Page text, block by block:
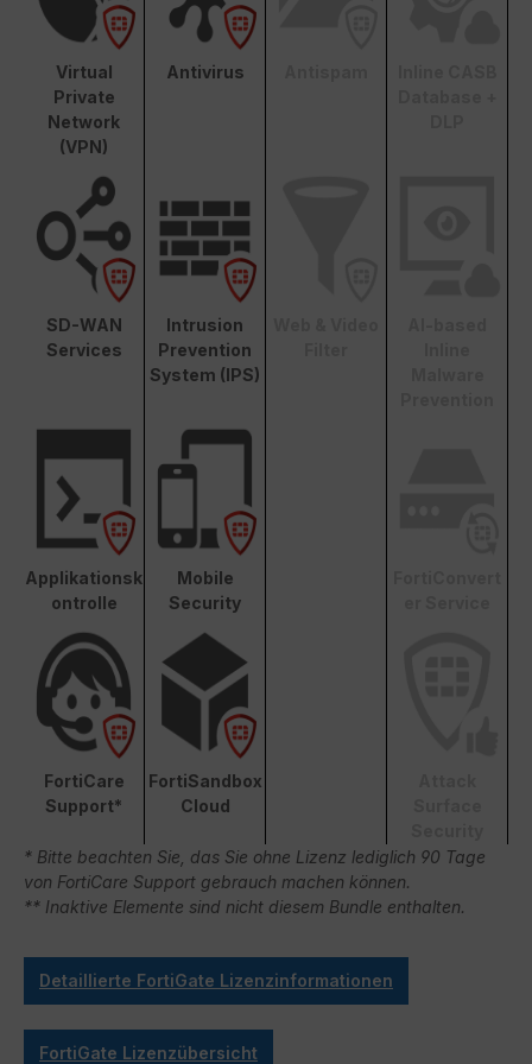
Virtual
Private
Network
(VPN)
Antivirus
SD-WAN
Services
Intrusion
Prevention
System (IPS)
Applikationsk
ontrolle
Mobile
Security
FortiCare
Support*
FortiSandbox
Cloud
* Bitte beachten Sie, das Sie ohne Lizenz lediglich 90 Tage
von FortiCare Support gebrauch machen können.
** Inaktive Elemente sind nicht diesem Bundle enthalten.
Detaillierte FortiGate Lizenzinformationen
FortiGate Lizenzübersicht